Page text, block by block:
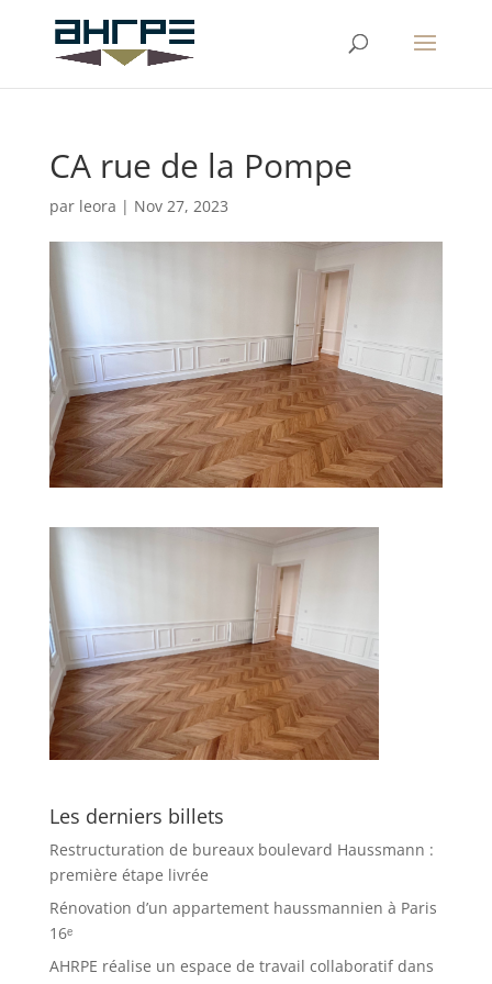
CA rue de la Pompe
par leora | Nov 27, 2023
Les derniers billets
Restructuration de bureaux boulevard Haussmann :
première étape livrée
Rénovation d’un appartement haussmannien à Paris
16ᵉ
AHRPE réalise un espace de travail collaboratif dans